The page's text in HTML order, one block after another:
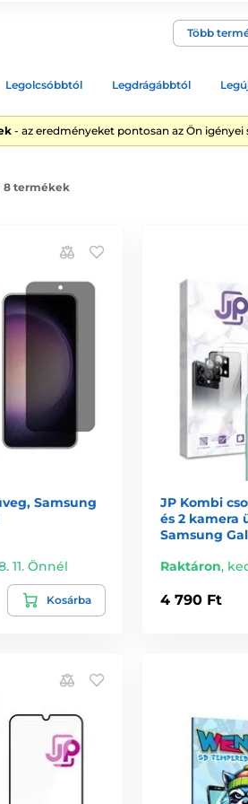
Több
Legolcsóbbtól Legdrágábbtól
- az eredményeket pontosan az Ön igényei
8 termékek
Samsung
11. Önnél
Kosárba
JP Kombi
és 2 kamera
Samsung
Raktáron,
4 790 Ft